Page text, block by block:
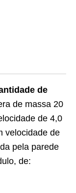
de
de massa 20
de 4,0
velocidade de
pela parede
de: